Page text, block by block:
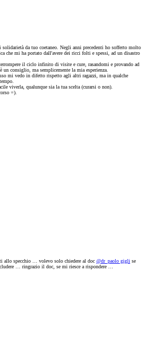
da tuo coetaneo. Negli anni precedenti ho sofferto molto
che mi ha portato dall'avere dei ricci folti e spessi, ad un disastro
il ciclo infinito di visite e cure, rasandomi e provando ad
consiglio, ma semplicemente la mia esperienza.
mi vedo in difetto rispetto agli altri ragazzi, ma in qualche
viverla, qualunque sia la tua scelta (curarsi o non).
=).
allo specchio … volevo solo chiedere al doc @dr_paolo gigli se
… ringrazio il doc, se mi riesce a rispondere …